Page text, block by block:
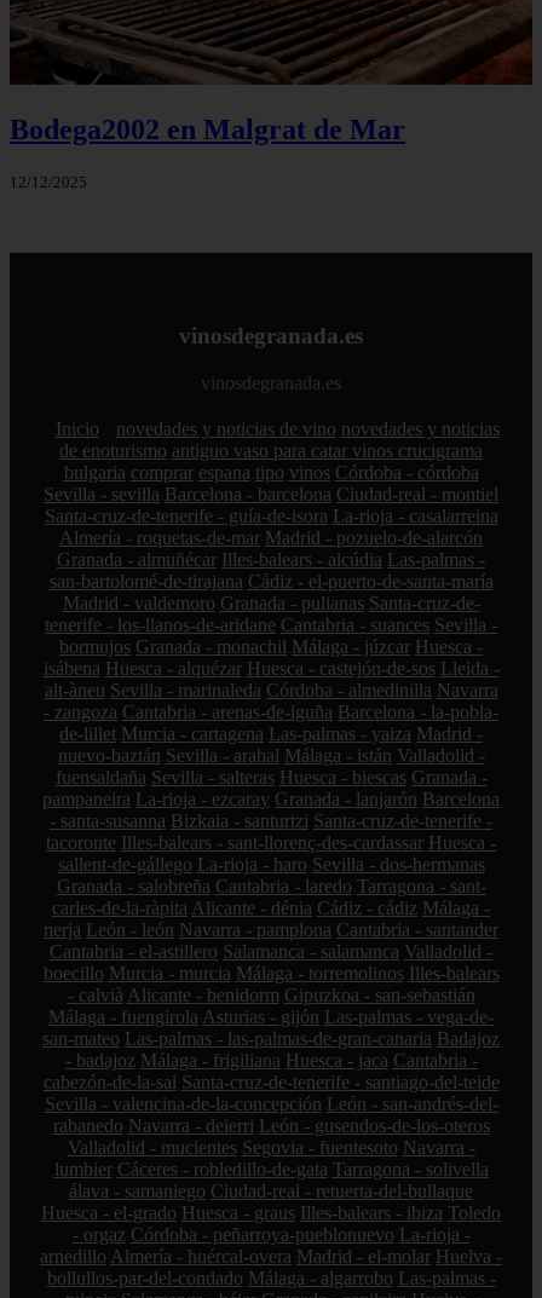
Bodega2002 en Malgrat de Mar
12/12/2025
vinosdegranada.es
vinosdegranada.es
Inicio novedades y noticias de vino novedades y noticias
de enoturismo antiguo vaso para catar vinos crucigrama
bulgaria comprar espana tipo vinos Córdoba - córdoba
Sevilla - sevilla Barcelona - barcelona Ciudad-real - montiel
Santa-cruz-de-tenerife - guía-de-isora La-rioja - casalarreina
Almería - roquetas-de-mar Madrid - pozuelo-de-alarcón
Granada - almuñécar Illes-balears - alcúdia Las-palmas -
san-bartolomé-de-tirajana Cádiz - el-puerto-de-santa-maría
Madrid - valdemoro Granada - pulianas Santa-cruz-de-
tenerife - los-llanos-de-aridane Cantabria - suances Sevilla -
bormujos Granada - monachil Málaga - júzcar Huesca -
isábena Huesca - alquézar Huesca - castejón-de-sos Lleida -
alt-àneu Sevilla - marinaleda Córdoba - almedinilla Navarra
- zangoza Cantabria - arenas-de-iguña Barcelona - la-pobla-
de-lillet Murcia - cartagena Las-palmas - yaiza Madrid -
nuevo-baztán Sevilla - arahal Málaga - istán Valladolid -
fuensaldaña Sevilla - salteras Huesca - biescas Granada -
pampaneira La-rioja - ezcaray Granada - lanjarón Barcelona
- santa-susanna Bizkaia - santurtzi Santa-cruz-de-tenerife -
tacoronte Illes-balears - sant-llorenç-des-cardassar Huesca -
sallent-de-gállego La-rioja - haro Sevilla - dos-hermanas
Granada - salobreña Cantabria - laredo Tarragona - sant-
carles-de-la-ràpita Alicante - dénia Cádiz - cádiz Málaga -
nerja León - león Navarra - pamplona Cantabria - santander
Cantabria - el-astillero Salamanca - salamanca Valladolid -
boecillo Murcia - murcia Málaga - torremolinos Illes-balears
- calvià Alicante - benidorm Gipuzkoa - san-sebastián
Málaga - fuengirola Asturias - gijón Las-palmas - vega-de-
san-mateo Las-palmas - las-palmas-de-gran-canaria Badajoz
- badajoz Málaga - frigiliana Huesca - jaca Cantabria -
cabezón-de-la-sal Santa-cruz-de-tenerife - santiago-del-teide
Sevilla - valencina-de-la-concepción León - san-andrés-del-
rabanedo Navarra - deierri León - gusendos-de-los-oteros
Valladolid - mucientes Segovia - fuentesoto Navarra -
lumbier Cáceres - robledillo-de-gata Tarragona - solivella
álava - samaniego Ciudad-real - retuerta-del-bullaque
Huesca - el-grado Huesca - graus Illes-balears - ibiza Toledo
- orgaz Córdoba - peñarroya-pueblonuevo La-rioja -
arnedillo Almería - huércal-overa Madrid - el-molar Huelva -
bollullos-par-del-condado Málaga - algarrobo Las-palmas -